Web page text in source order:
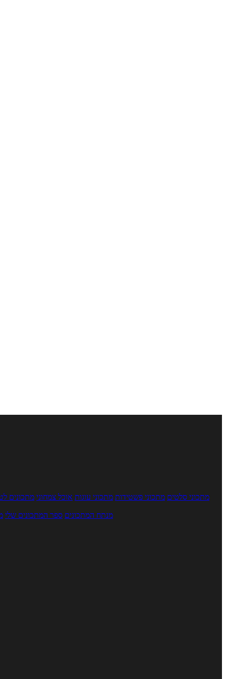
מתכוני סלטים מתכוני פשטידות מתכוני עוגות אוכל צמחוני מתכונים
מנתח המתכונים ספר המתכונים שלי